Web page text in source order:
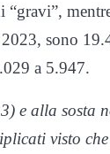
sono
a 5.947.
e alla sosta
visto